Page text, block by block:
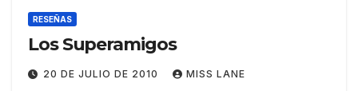
RESEÑAS
Los Superamigos
20 DE JULIO DE 2010 MISS LANE